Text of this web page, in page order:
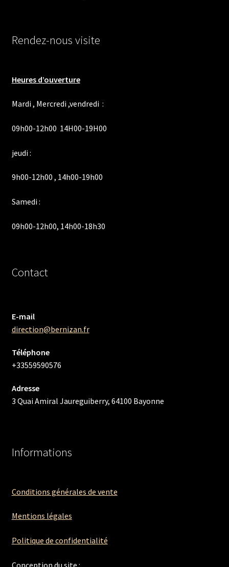
Rendez-nous visite
Heures d’ouverture
Mardi , Mercredi ,vendredi :
09h00-12h00 14H00-19H00
jeudi :
9h00-12h00 , 14h00-19h00
Samedi :
09h00-12h00, 14h00-18h30
Contact
E-mail
direction@bernizan.fr
Téléphone
+33559590576
Adresse
3 Quai Amiral Jaureguiberry, 64100 Bayonne
Informations
Conditions générales de vente
Mentions légales
Politique de confidentialité
Conception du site :